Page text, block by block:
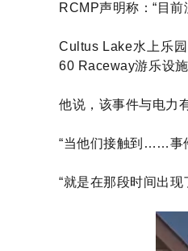
RCMP声明称：“目
Cultus Lake水上乐
60 Raceway游乐设施
他说，该事件与电力
“当他们接触到……事
“就是在那段时间出